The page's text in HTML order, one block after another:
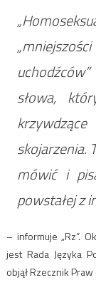
słowa,
skojarzenia.
mówić i
powstałej z
– informuje „Rz”.
jest Rada Języka
objął Rzecznik